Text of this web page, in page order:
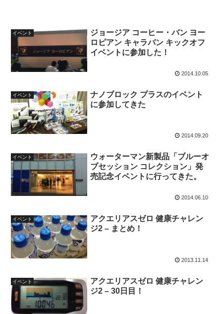
イベント
ジョージア コーヒー・バン ヨー
ロピアン キャラバン キックオフ
イベントに参加した！
2014.10.05
イベント
ナノブロック プラスのイベント
に参加してきた
2014.09.20
イベント
ウォーターマン新製品「ブルーオ
ブセッション コレクション」発
売記念イベントに行ってきた。
2014.06.10
イベント
アクエリアスゼロ 健康チャレン
ジ2 – まとめ！
2013.11.14
イベント
アクエリアスゼロ 健康チャレン
ジ2 – 30日目！